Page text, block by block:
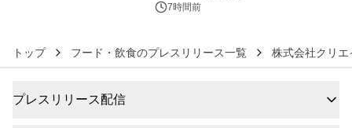
7時間前
トップ フード・飲食のプレスリリース一覧 株式会社クリ
プレスリリース配信